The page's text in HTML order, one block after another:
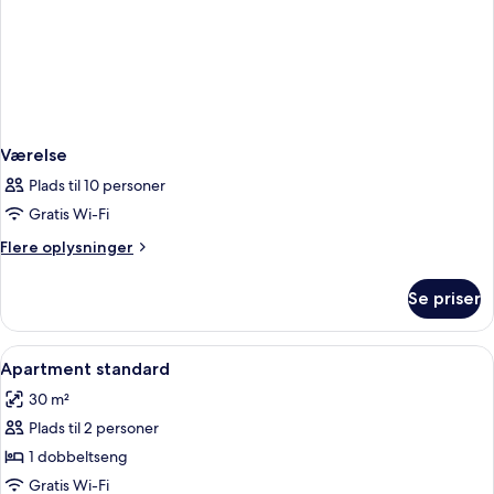
Værelse
Plads til 10 personer
Gratis Wi-Fi
Flere oplysninger
Flere
Se priser
Indlæs
alle
billeder
af
Apartment
standard
Et moderne hotelværelse med en
7
Apartment standard
30 m²
Plads til 2 personer
1 dobbeltseng
Gratis Wi-Fi